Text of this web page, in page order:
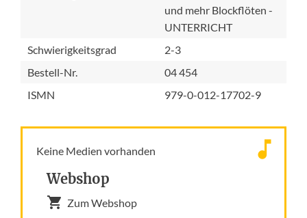
und mehr Blockflöten -
UNTERRICHT
Schwierigkeitsgrad
2-3
Bestell-Nr.
04 454
ISMN
979-0-012-17702-9
Keine Medien vorhanden
Webshop
Zum Webshop